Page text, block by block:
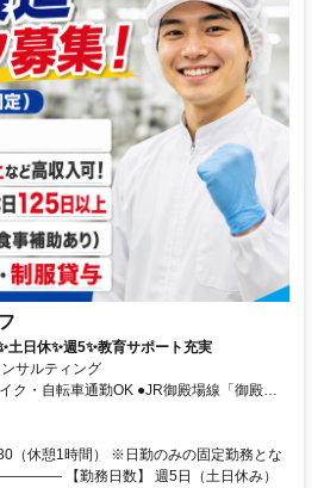
土日休✨週5✨教育サポート充実
サルティング
ク・自転車通勤OK ●JR御殿場線「御殿場
（休憩1時間） ※日勤のみの固定勤務とな
【勤務日数】 週5日（土日休み）